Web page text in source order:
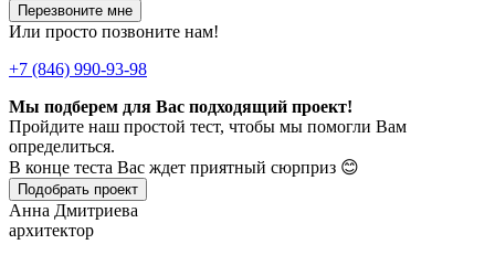
Перезвоните мне
Или просто позвоните нам!
+7 (846) 990-93-98
Мы подберем для Вас подходящий проект!
Пройдите наш простой тест, чтобы мы помогли Вам
определиться.
В конце теста Вас ждет приятный сюрприз 😊
Подобрать проект
Анна Дмитриева
архитектор